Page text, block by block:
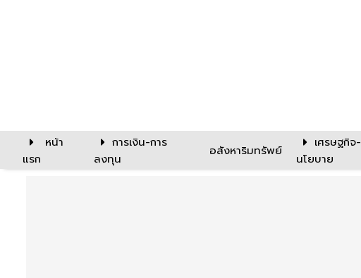
หน้า
แรก
การเงิน-การ
ลงทุน
อสังหาริมทรัพย์
เศรษฐกิจ-
นโยบาย